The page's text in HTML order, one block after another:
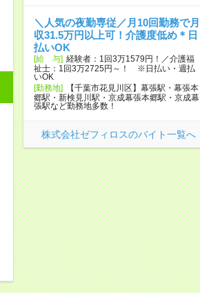
＼人気の夜勤専従／月10回勤務で月
収31.5万円以上可！介護度低め＊日
払いOK
[給 与] 経験者：1回3万1579円！／介護福
祉士：1回3万2725円～！ ※日払い・週払
いOK
[勤務地]
【千葉市花見川区】幕張駅・幕張本
郷駅・新検見川駅・京成幕張本郷駅・京成幕
張駅など勤務地多数！
株式会社ゼフィロスのバイト一覧へ